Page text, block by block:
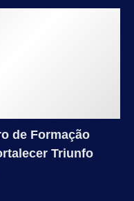
de Formação
Triunfo